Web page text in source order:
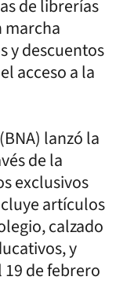
de librerías
marcha
y descuentos
acceso a la
lanzó la
de la
exclusivos
artículos
calzado
y
de febrero